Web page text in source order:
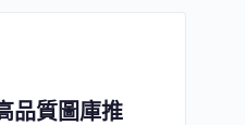
品質圖庫推